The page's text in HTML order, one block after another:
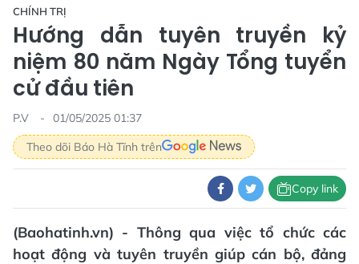
CHÍNH TRỊ
Hướng dẫn tuyên truyền kỷ
niệm 80 năm Ngày Tổng tuyển
cử đầu tiên
P.V
01/05/2025 01:37
Theo dõi Báo Hà Tĩnh trên
Copy link
(Baohatinh.vn) - Thông qua việc tổ chức các
hoạt động và tuyên truyền giúp cán bộ, đảng